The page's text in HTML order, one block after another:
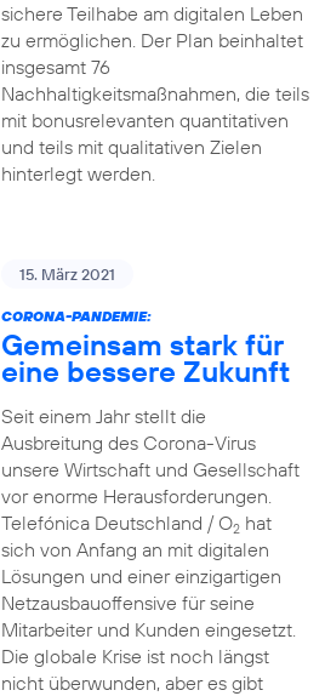
sichere Teilhabe am digitalen Leben
zu ermöglichen. Der Plan beinhaltet
insgesamt 76
Nachhaltigkeitsmaßnahmen, die teils
mit bonusrelevanten quantitativen
und teils mit qualitativen Zielen
hinterlegt werden.
15. März 2021
CORONA-PANDEMIE:
Gemeinsam stark für
eine bessere Zukunft
Seit einem Jahr stellt die
Ausbreitung des Corona-Virus
unsere Wirtschaft und Gesellschaft
vor enorme Herausforderungen.
Telefónica Deutschland / O2hat
sich von Anfang an mit digitalen
Lösungen und einer einzigartigen
Netzausbauoffensive für seine
Mitarbeiter und Kunden eingesetzt.
Die globale Krise ist noch längst
nicht überwunden, aber es gibt